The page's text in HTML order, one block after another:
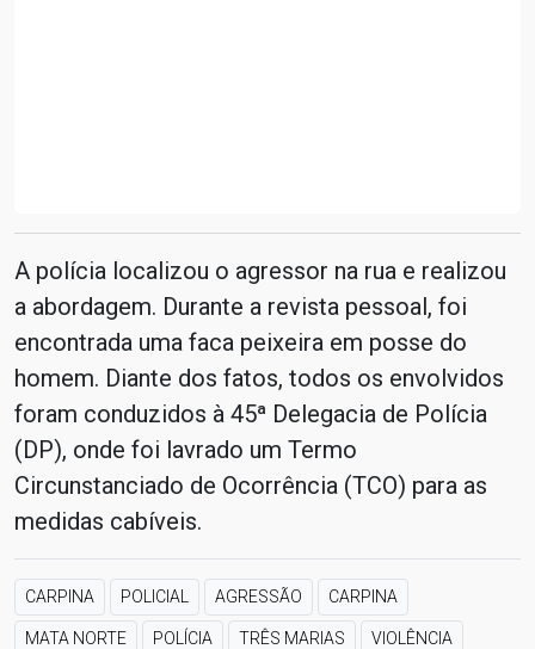
A polícia localizou o agressor na rua e realizou
a abordagem. Durante a revista pessoal, foi
encontrada uma faca peixeira em posse do
homem. Diante dos fatos, todos os envolvidos
foram conduzidos à 45ª Delegacia de Polícia
(DP), onde foi lavrado um Termo
Circunstanciado de Ocorrência (TCO) para as
medidas cabíveis.
CARPINA POLICIAL AGRESSÃO CARPINA
MATA NORTE POLÍCIA TRÊS MARIAS VIOLÊNCIA